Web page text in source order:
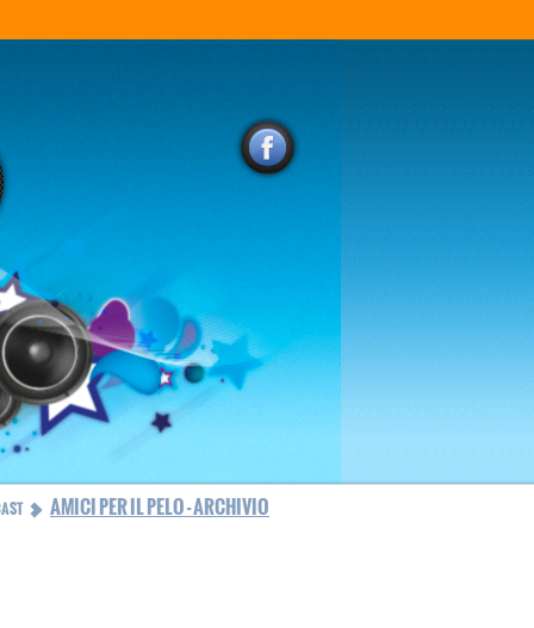
AMICI PER IL PELO - ARCHIVIO